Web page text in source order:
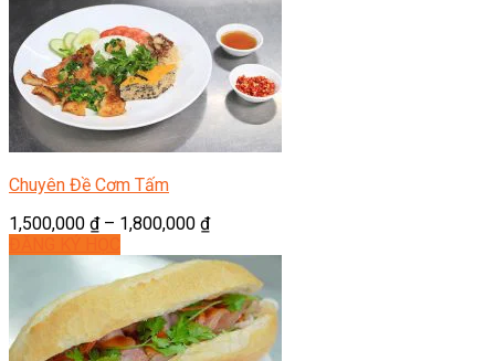
Chuyên Đề Cơm Tấm
1,500,000 ₫– 1,800,000 ₫